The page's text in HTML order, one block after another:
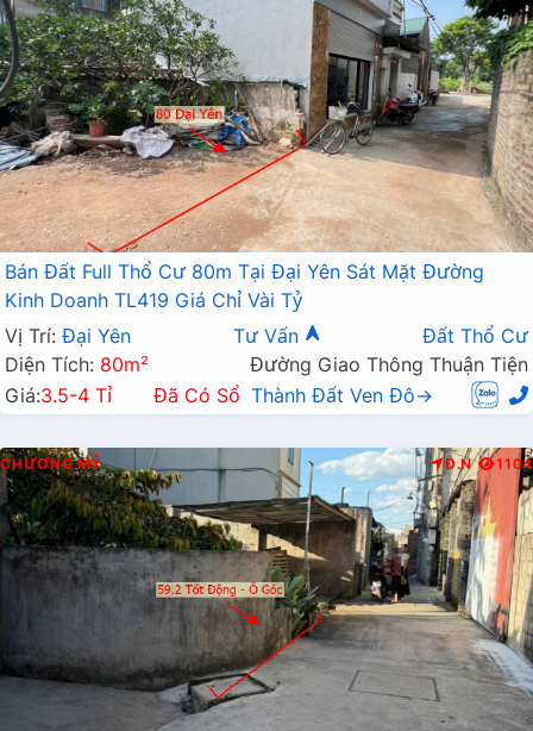
Bán Đất Full Thổ Cư 80m Tại Đại Yên Sát Mặt Đường
Kinh Doanh TL419 Giá Chỉ Vài Tỷ
Vị Trí: Đại Yên Tư Vấn
Đất Thổ Cư
Diện Tích: 80m²
Đường Giao Thông Thuận Tiện
Giá:3.5-4 Tỉ Đã Có Sổ Thành Đất Ven Đô→
CHƯƠNG MỸ Đ.N 1104